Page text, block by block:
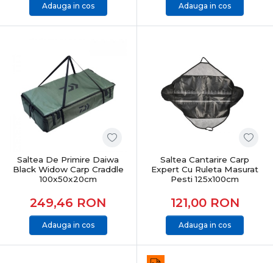
Adauga in cos Adauga in cos
Saltea De Primire Daiwa
Black Widow Carp Craddle
100x50x20cm
249,46 RON
Adauga in cos
Saltea Cantarire Carp
Expert Cu Ruleta Masurat
Pesti 125x100cm
121,00 RON
Adauga in cos